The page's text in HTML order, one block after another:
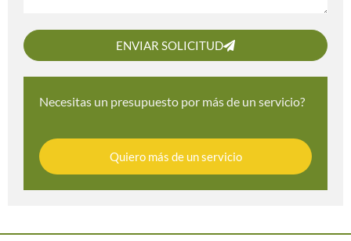
ENVIAR SOLICITUD
Necesitas un presupuesto por más de un servicio?
Quiero más de un servicio